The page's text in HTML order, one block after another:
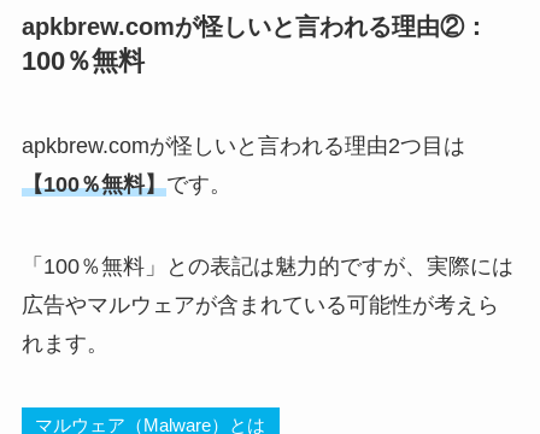
apkbrew.comが怪しいと言われる理由②：
100％無料
apkbrew.comが怪しいと言われる理由2つ目は
【100％無料】です。
「100％無料」との表記は魅力的ですが、実際には
広告やマルウェアが含まれている可能性が考えら
れます。
マルウェア（Malware）とは